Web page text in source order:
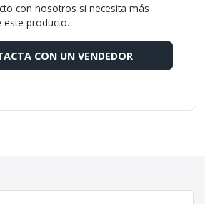
con nosotros si necesita más
producto.
CON UN VENDEDOR